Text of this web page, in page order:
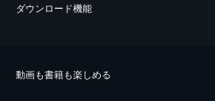
ダウンロード機能
動画も書籍も楽しめる